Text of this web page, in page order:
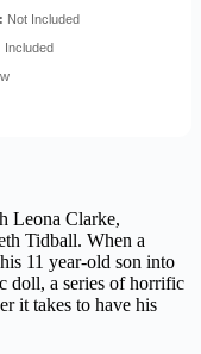
Not Included
Included
Leona Clarke,
Tidball. When a
11 year-old son into
doll, a series of horrific
it takes to have his